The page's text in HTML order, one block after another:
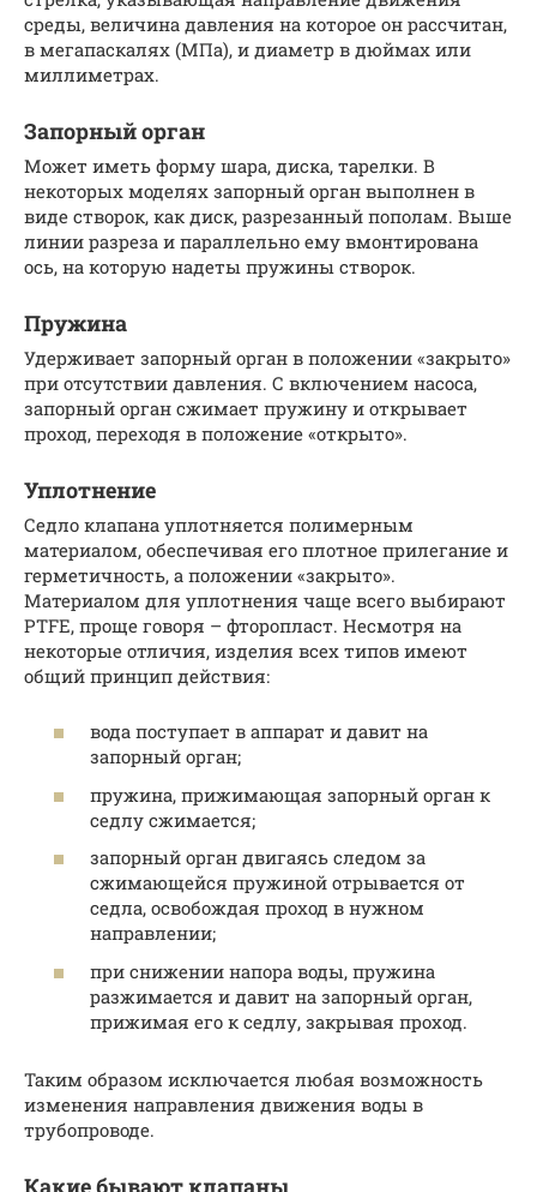
среды, величина давления на которое он рассчитан,
в мегапаскалях (МПа), и диаметр в дюймах или
миллиметрах.
Запорный орган
Может иметь форму шара, диска, тарелки. В
некоторых моделях запорный орган выполнен в
виде створок, как диск, разрезанный пополам. Выше
линии разреза и параллельно ему вмонтирована
ось, на которую надеты пружины створок.
Пружина
Удерживает запорный орган в положении «закрыто»
при отсутствии давления. С включением насоса,
запорный орган сжимает пружину и открывает
проход, переходя в положение «открыто».
Уплотнение
Седло клапана уплотняется полимерным
материалом, обеспечивая его плотное прилегание и
герметичность, а положении «закрыто».
Материалом для уплотнения чаще всего выбирают
PTFE, проще говоря – фторопласт. Несмотря на
некоторые отличия, изделия всех типов имеют
общий принцип действия:
вода поступает в аппарат и давит на
запорный орган;
пружина, прижимающая запорный орган к
седлу сжимается;
запорный орган двигаясь следом за
сжимающейся пружиной отрывается от
седла, освобождая проход в нужном
направлении;
при снижении напора воды, пружина
разжимается и давит на запорный орган,
прижимая его к седлу, закрывая проход.
Таким образом исключается любая возможность
изменения направления движения воды в
трубопроводе.
Какие бывают клапаны